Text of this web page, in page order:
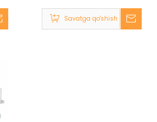
mashinasi yog'och
o'ymakorligi DIY metall
kesish uchun
Savatga qo'shish